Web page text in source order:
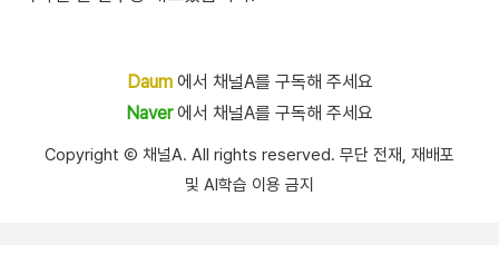
Daum에서 채널A를 구독해 주세요
Naver에서 채널A를 구독해 주세요
Copyright Ⓒ 채널A. All rights reserved. 무단 전재, 재배포
및 AI학습 이용 금지